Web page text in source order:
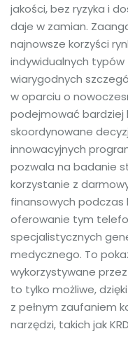
jakości, bez ryzyka i
daje w zamian.
najnowsze korzyści
indywidualnych typów
wiarygodnych
w oparciu o
podejmować bardziej
skoordynowane
innowacyjnych
pozwala na badanie
korzystanie z
finansowych podczas
oferowanie tym
specjalistycznych
medycznego. To
wykorzystywane
to tylko możliwe,
z pełnym zaufaniem
narzędzi, takich jak